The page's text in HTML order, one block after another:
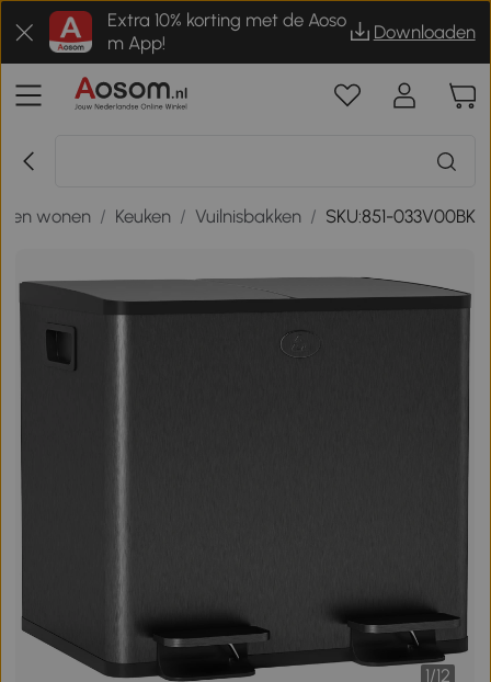
Extra 10% korting met de Aoso
m App!
Downloaden
en wonen / Keuken / Vuilnisbakken / SKU:851-033V00BK
1/12